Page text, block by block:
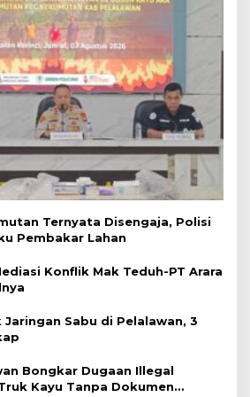
Ternyata Disengaja, Polisi
Pembakar Lahan
Konflik Mak Teduh-PT Arara
Jaringan Sabu di Pelalawan, 3
Bongkar Dugaan Illegal
Kayu Tanpa Dokumen